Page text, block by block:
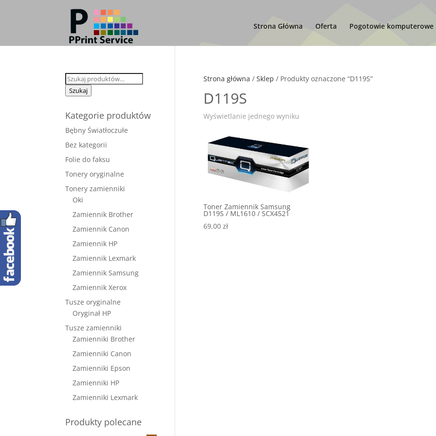
Strona Główna Oferta Pogotowie komputerowe
Strona główna / Sklep / Produkty oznaczone “D119S”
D119S
Wyświetlanie jednego wyniku
Toner Zamiennik Samsung
D119S / ML1610 / SCX4521
69,00 zł
Szukaj:
Szukaj
Kategorie produktów
Bębny Światłoczułe
Bez kategorii
Folie do faksu
Tonery oryginalne
Tonery zamienniki
Oki
Zamiennik Brother
Zamiennik Canon
Zamiennik HP
Zamiennik Lexmark
Zamiennik Samsung
Zamiennik Xerox
Tusze oryginalne
Oryginał HP
Tusze zamienniki
Zamienniki Brother
Zamienniki Canon
Zamienniki Epson
Zamienniki HP
Zamienniki Lexmark
Produkty polecane